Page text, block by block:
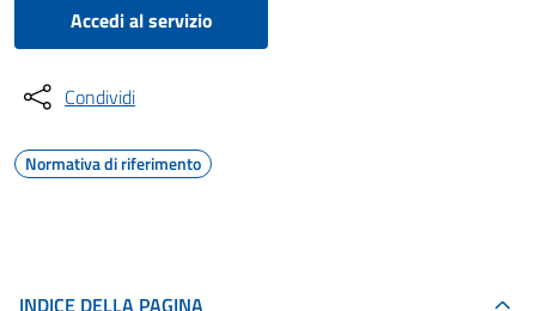
Accedi al servizio
Condividi
Normativa di riferimento
INDICE DELLA PAGINA